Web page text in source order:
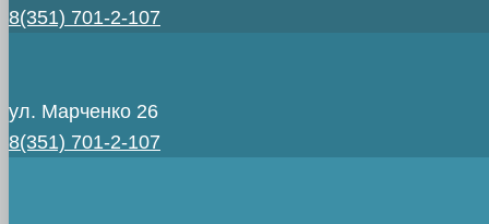
8(351) 701-2-107
ул. Марченко 26
8(351) 701-2-107